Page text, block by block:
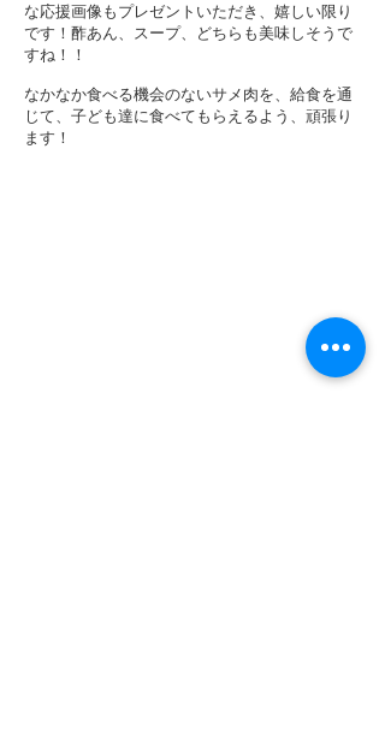
な応援画像もプレゼントいただき、嬉しい限り
です！酢あん、スープ、どちらも美味しそうで
すね！！
なかなか食べる機会のないサメ肉を、給食を通
じて、子ども達に食べてもらえるよう、頑張り
ます！